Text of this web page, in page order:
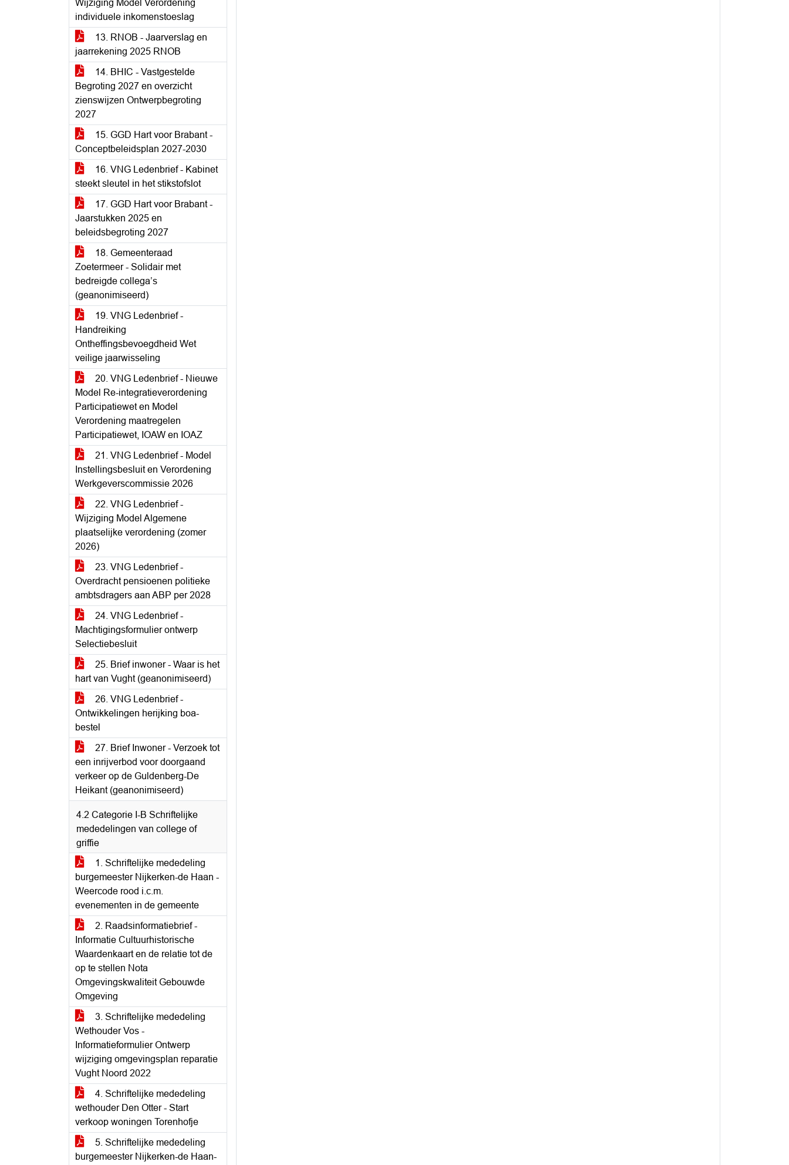
Wijziging Model Verordening
individuele inkomenstoeslag
13. RNOB - Jaarverslag en
jaarrekening 2025 RNOB
14. BHIC - Vastgestelde
Begroting 2027 en overzicht
zienswijzen Ontwerpbegroting
2027
15. GGD Hart voor Brabant -
Conceptbeleidsplan 2027-2030
16. VNG Ledenbrief - Kabinet
steekt sleutel in het stikstofslot
17. GGD Hart voor Brabant -
Jaarstukken 2025 en
beleidsbegroting 2027
18. Gemeenteraad
Zoetermeer - Solidair met
bedreigde collega’s
(geanonimiseerd)
19. VNG Ledenbrief -
Handreiking
Ontheffingsbevoegdheid Wet
veilige jaarwisseling
20. VNG Ledenbrief - Nieuwe
Model Re-integratieverordening
Participatiewet en Model
Verordening maatregelen
Participatiewet, IOAW en IOAZ
21. VNG Ledenbrief - Model
Instellingsbesluit en Verordening
Werkgeverscommissie 2026
22. VNG Ledenbrief -
Wijziging Model Algemene
plaatselijke verordening (zomer
2026)
23. VNG Ledenbrief -
Overdracht pensioenen politieke
ambtsdragers aan ABP per 2028
24. VNG Ledenbrief -
Machtigingsformulier ontwerp
Selectiebesluit
25. Brief inwoner - Waar is het
hart van Vught (geanonimiseerd)
26. VNG Ledenbrief -
Ontwikkelingen herijking boa-
bestel
27. Brief Inwoner - Verzoek tot
een inrijverbod voor doorgaand
verkeer op de Guldenberg-De
Heikant (geanonimiseerd)
4.2 Categorie I-B Schriftelijke
mededelingen van college of
griffie
1. Schriftelijke mededeling
burgemeester Nijkerken-de Haan -
Weercode rood i.c.m.
evenementen in de gemeente
2. Raadsinformatiebrief -
Informatie Cultuurhistorische
Waardenkaart en de relatie tot de
op te stellen Nota
Omgevingskwaliteit Gebouwde
Omgeving
3. Schriftelijke mededeling
Wethouder Vos -
Informatieformulier Ontwerp
wijziging omgevingsplan reparatie
Vught Noord 2022
4. Schriftelijke mededeling
wethouder Den Otter - Start
verkoop woningen Torenhofje
5. Schriftelijke mededeling
burgemeester Nijkerken-de Haan-